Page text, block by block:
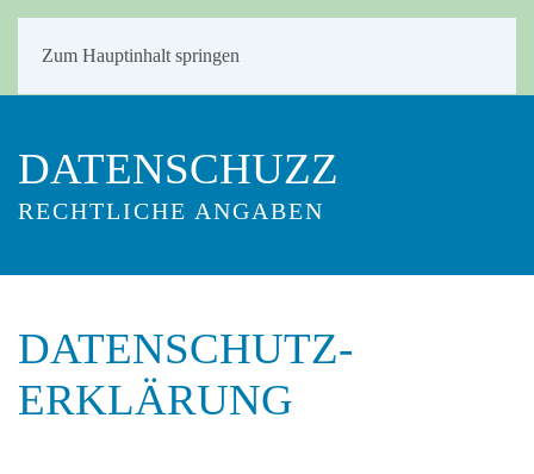
Zum Hauptinhalt springen
DATENSCHUZZ
RECHTLICHE ANGABEN
DATENSCHUTZ­
ERKLÄRUNG